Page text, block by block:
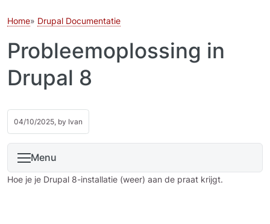
Home Drupal Documentatie
Probleemoplossing in
Drupal 8
04/10/2025, by Ivan
Menu
Hoe je je Drupal 8-installatie (weer) aan de praat krijgt.